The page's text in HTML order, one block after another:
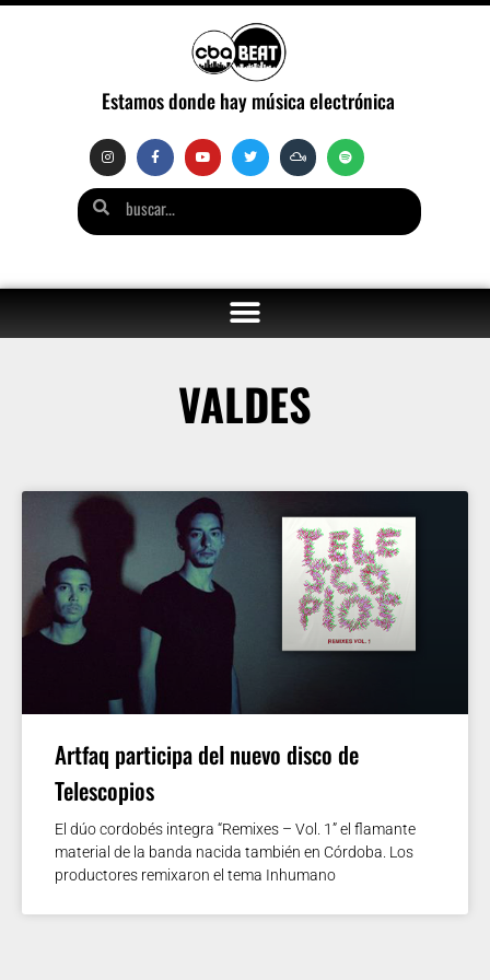
Estamos donde hay música electrónica
VALDES
Artfaq participa del nuevo disco de
Telescopios
El dúo cordobés integra “Remixes – Vol. 1” el flamante
material de la banda nacida también en Córdoba. Los
productores remixaron el tema Inhumano